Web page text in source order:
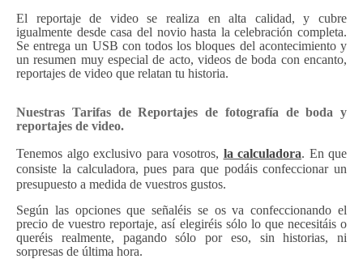
El reportaje de video se realiza en alta calidad, y cubre
igualmente desde casa del novio hasta la celebración completa.
Se entrega un USB con todos los bloques del acontecimiento y
un resumen muy especial de acto, videos de boda con encanto,
reportajes de video que relatan tu historia.
Nuestras Tarifas de Reportajes de fotografía de boda y
reportajes de video.
Tenemos algo exclusivo para vosotros, la calculadora. En que
consiste la calculadora, pues para que podáis confeccionar un
presupuesto a medida de vuestros gustos.
Según las opciones que señaléis se os va confeccionando el
precio de vuestro reportaje, así elegiréis sólo lo que necesitáis o
queréis realmente, pagandosólo por eso, sin historias, ni
sorpresas de última hora.